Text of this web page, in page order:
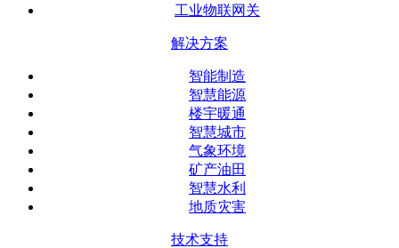
工业物联网关
解决方案
智能制造
智慧能源
楼宇暖通
智慧城市
气象环境
矿产油田
智慧水利
地质灾害
技术支持